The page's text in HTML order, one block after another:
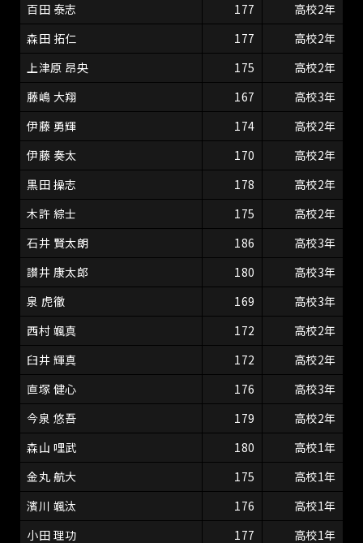
百田 泰志
177
高校2年
森田 拓仁
177
高校2年
上津原 昂央
175
高校2年
藤嶋 大翔
167
高校3年
伊藤 勇輝
174
高校2年
伊藤 奏太
170
高校2年
黒田 操志
178
高校2年
木許 綜士
175
高校2年
石井 賢太朗
186
高校3年
讃井 康太郎
180
高校3年
泉 虎徹
169
高校3年
西村 颯真
172
高校2年
臼井 輝真
172
高校2年
直塚 健心
176
高校3年
今泉 悠吾
179
高校2年
森山 哩武
180
高校1年
金丸 航大
175
高校1年
濱川 颯汰
176
高校1年
小田 理功
177 高校1年